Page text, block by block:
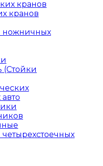
кранов
кранов
ножничных
(Стойки